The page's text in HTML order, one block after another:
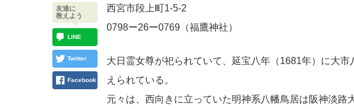
西宮市段上町1-5-2
0798ー26ー0769（福鷹神社）
大日霊女尊が祀られていて、延宝八年（1681年）に大
えられている。
元々は、西向きに立っていた明神系八幡鳥居は阪神淡路
友達に
教えよう
LINE
Twitter
Facebook